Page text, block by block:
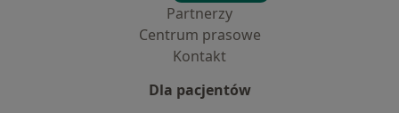
Partnerzy
Centrum prasowe
Kontakt
Dla pacjentów